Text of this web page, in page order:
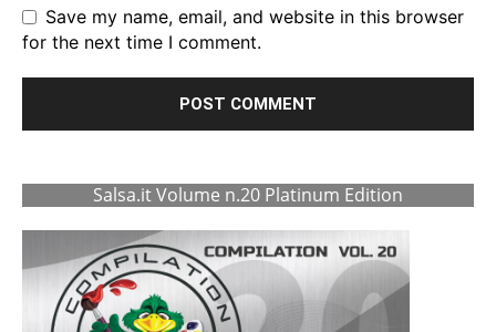
Save my name, email, and website in this browser
for the next time I comment.
Salsa.it Volume n.20 Platinum Edition